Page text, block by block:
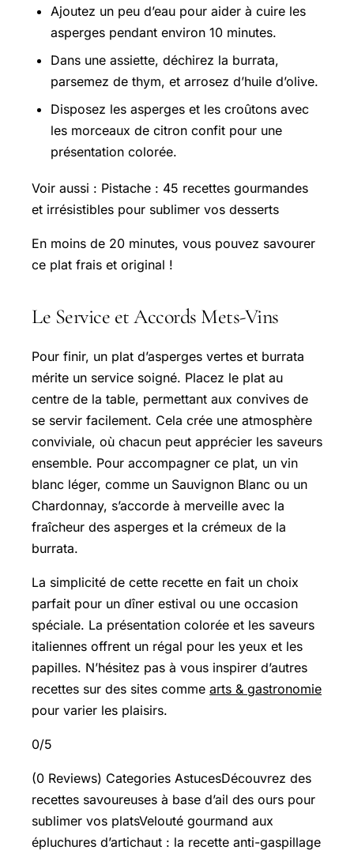
Ajoutez un peu d’eau pour aider à cuire les
asperges pendant environ 10 minutes.
Dans une assiette, déchirez la burrata,
parsemez de thym, et arrosez d’huile d’olive.
Disposez les asperges et les croûtons avec
les morceaux de citron confit pour une
présentation colorée.
Voir aussi : Pistache : 45 recettes gourmandes
et irrésistibles pour sublimer vos desserts
En moins de 20 minutes, vous pouvez savourer
ce plat frais et original !
Le Service et Accords Mets-Vins
Pour finir, un plat d’asperges vertes et burrata
mérite un service soigné. Placez le plat au
centre de la table, permettant aux convives de
se servir facilement. Cela crée une atmosphère
conviviale, où chacun peut apprécier les saveurs
ensemble. Pour accompagner ce plat, un vin
blanc léger, comme un Sauvignon Blanc ou un
Chardonnay, s’accorde à merveille avec la
fraîcheur des asperges et la crémeux de la
burrata.
La simplicité de cette recette en fait un choix
parfait pour un dîner estival ou une occasion
spéciale. La présentation colorée et les saveurs
italiennes offrent un régal pour les yeux et les
papilles. N’hésitez pas à vous inspirer d’autres
recettes sur des sites comme arts & gastronomie
pour varier les plaisirs.
0/5
(0 Reviews) Categories AstucesDécouvrez des
recettes savoureuses à base d’ail des ours pour
sublimer vos platsVelouté gourmand aux
épluchures d’artichaut : la recette anti-gaspillage